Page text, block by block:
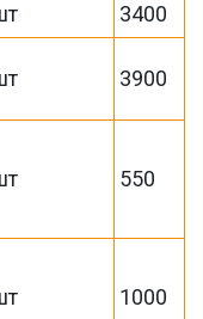
3400
3900
550
1000